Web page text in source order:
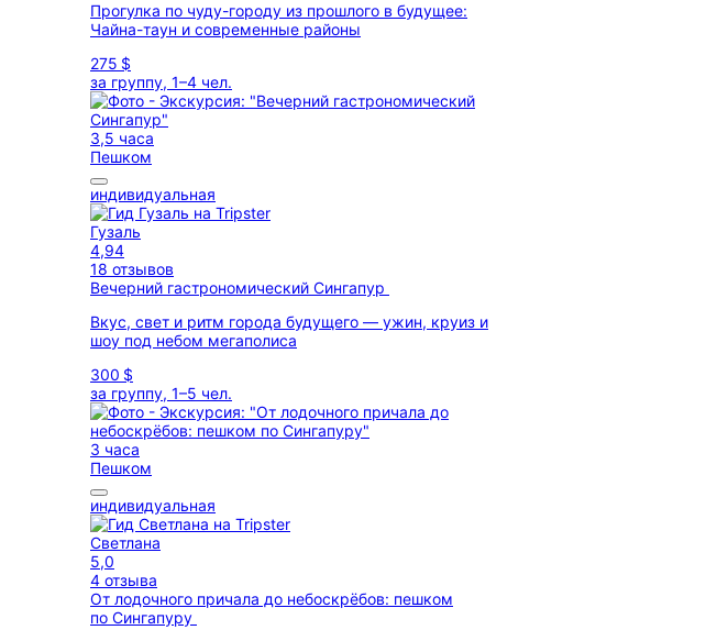
Прогулка по чуду-городу из прошлого в будущее:
Чайна-таун и современные районы
275 $
за группу, 1–4 чел.
3,5 часа
Пешком
индивидуальная
Гузаль
4,94
18 отзывов
Вечерний гастрономический Сингапур
Вкус, свет и ритм города будущего — ужин, круиз и
шоу под небом мегаполиса
300 $
за группу, 1–5 чел.
3 часа
Пешком
индивидуальная
Светлана
5,0
4 отзыва
От лодочного причала до небоскрёбов: пешком
по Сингапуру